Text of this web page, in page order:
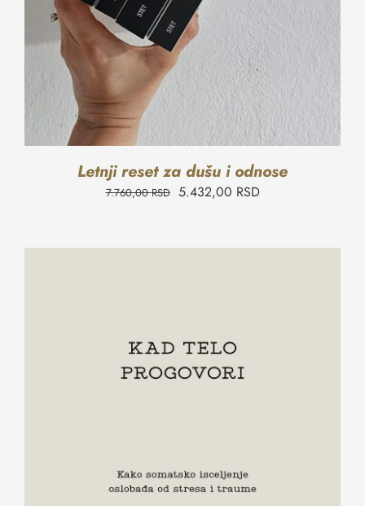
Letnji reset za dušu i odnose
7.760,00RSD 5.432,00 RSD